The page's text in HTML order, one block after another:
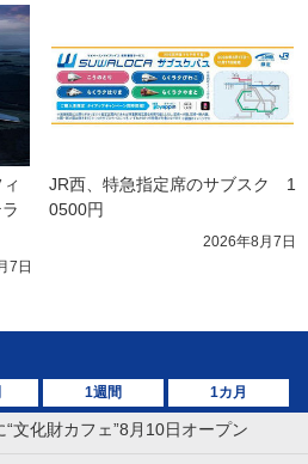
7日
JR西、特急指定席のサブスク　1
0500円
2026年8月7日
1週間 1カ月
文化財カフェ”8月10日オープン